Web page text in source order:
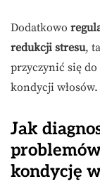
Dodatkowo
redukcji stresu,
przyczynić się
kondycji włosów.
Jak
kondycję